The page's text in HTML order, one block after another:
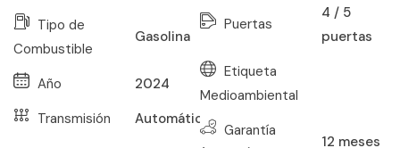
Tipo de
Combustible
Gasolina
Año
2024
Transmisión
Automático
Puertas
4 / 5
puertas
Etiqueta
Medioambiental
Garantía
12 meses